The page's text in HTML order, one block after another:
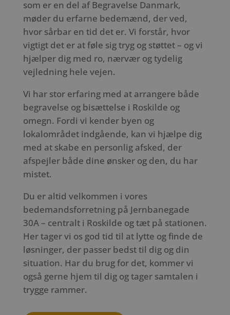
som er en del af Begravelse Danmark,
møder du erfarne bedemænd, der ved,
hvor sårbar en tid det er. Vi forstår, hvor
vigtigt det er at føle sig tryg og støttet – og vi
hjælper dig med ro, nærvær og tydelig
vejledning hele vejen.
Vi har stor erfaring med at arrangere både
begravelse og bisættelse i Roskilde og
omegn. Fordi vi kender byen og
lokalområdet indgående, kan vi hjælpe dig
med at skabe en personlig afsked, der
afspejler både dine ønsker og den, du har
mistet.
Du er altid velkommen i vores
bedemandsforretning på Jernbanegade
30A – centralt i Roskilde og tæt på stationen.
Her tager vi os god tid til at lytte og finde de
løsninger, der passer bedst til dig og din
situation. Har du brug for det, kommer vi
også gerne hjem til dig og tager samtalen i
trygge rammer.